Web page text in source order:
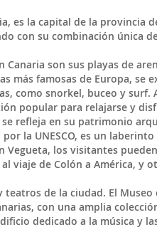
, es la capital de la provincia
con su combinación única
Canaria son sus playas de
más famosas de Europa, se
como snorkel, buceo y surf.
popular para relajarse y
refleja en su patrimonio
la UNESCO, es un
los visitantes
viaje de Colón a América, y
de la ciudad. El Museo
con una amplia
dedicado a la música y